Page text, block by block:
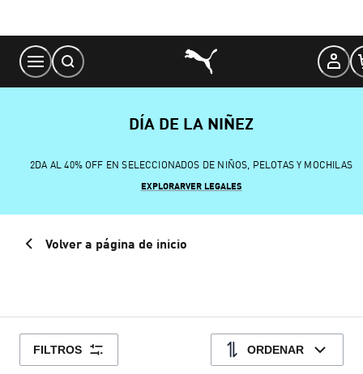
Content
DÍA DE LA NIÑEZ
2DA AL 40% OFF EN SELECCIONADOS DE NIÑOS, PELOTAS Y MOCHILAS
EXPLORARVER LEGALES
Volver a página de inicio
FILTROS ORDENAR